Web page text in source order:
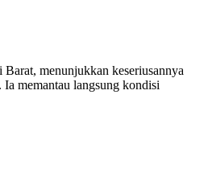
menunjukkan keseriusannya
memantau langsung kondisi